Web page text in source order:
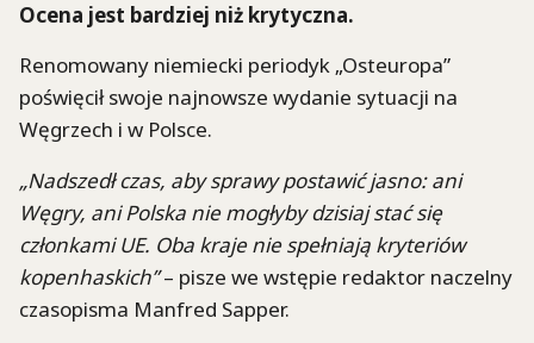
Ocena jest bardziej niż krytyczna.
Renomowany niemiecki periodyk „Osteuropa”
poświęcił swoje najnowsze wydanie sytuacji na
Węgrzech i w Polsce.
„Nadszedł czas, aby sprawy postawić jasno: ani
Węgry, ani Polska nie mogłyby dzisiaj stać się
członkami UE. Oba kraje nie spełniają kryteriów
kopenhaskich”– pisze we wstępie redaktor naczelny
czasopisma Manfred Sapper.